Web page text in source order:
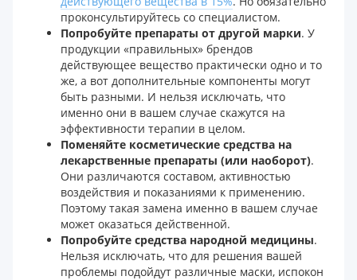
проконсультируйтесь со специалистом.
Попробуйте препараты от другой марки. У
продукции «правильных» брендов
действующее вещество практически одно и то
же, а вот дополнительные компоненты могут
быть разными. И нельзя исключать, что
именно они в вашем случае скажутся на
эффективности терапии в целом.
Поменяйте косметические средства на
лекарственные препараты (или наоборот).
Они различаются составом, активностью
воздействия и показаниями к применению.
Поэтому такая замена именно в вашем случае
может оказаться действенной.
Попробуйте средства народной медицины.
Нельзя исключать, что для решения вашей
проблемы подойдут различные маски, испокон